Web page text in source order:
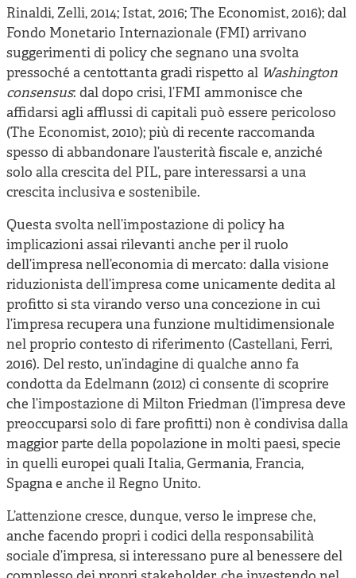
Rinaldi, Zelli, 2014; Istat, 2016; The Economist, 2016); dal
Fondo Monetario Internazionale (FMI) arrivano
suggerimenti di policy che segnano una svolta
pressoché a centottanta gradi rispetto al Washington
consensus: dal dopo crisi, l’FMI ammonisce che
affidarsi agli afflussi di capitali può essere pericoloso
(The Economist, 2010); più di recente raccomanda
spesso di abbandonare l’austerità fiscale e, anziché
solo alla crescita del PIL, pare interessarsi a una
crescita inclusiva e sostenibile.
Questa svolta nell’impostazione di policy ha
implicazioni assai rilevanti anche per il ruolo
dell’impresa nell’economia di mercato: dalla visione
riduzionista dell’impresa come unicamente dedita al
profitto si sta virando verso una concezione in cui
l’impresa recupera una funzione multidimensionale
nel proprio contesto di riferimento (Castellani, Ferri,
2016). Del resto, un’indagine di qualche anno fa
condotta da Edelmann (2012) ci consente di scoprire
che l’impostazione di Milton Friedman (l’impresa deve
preoccuparsi solo di fare profitti) non è condivisa dalla
maggior parte della popolazione in molti paesi, specie
in quelli europei quali Italia, Germania, Francia,
Spagna e anche il Regno Unito.
L’attenzione cresce, dunque, verso le imprese che,
anche facendo propri i codici della responsabilità
sociale d’impresa, si interessano pure al benessere del